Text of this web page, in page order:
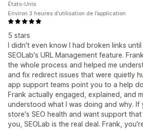
5 stars
I didn't even know I had broken links
SEOLab's URL Management feature.
the whole process and helped me
and fix redirect issues that were quietly
app support teams point you to a help
Frank actually engaged, explained, and
understood what I was doing and why.
store's SEO health and want support
you, SEOLab is the real deal. Frank,
États-Unis
Environ 3 heures d’utilisation de l’application